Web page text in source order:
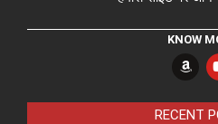
KNOW
RECENT